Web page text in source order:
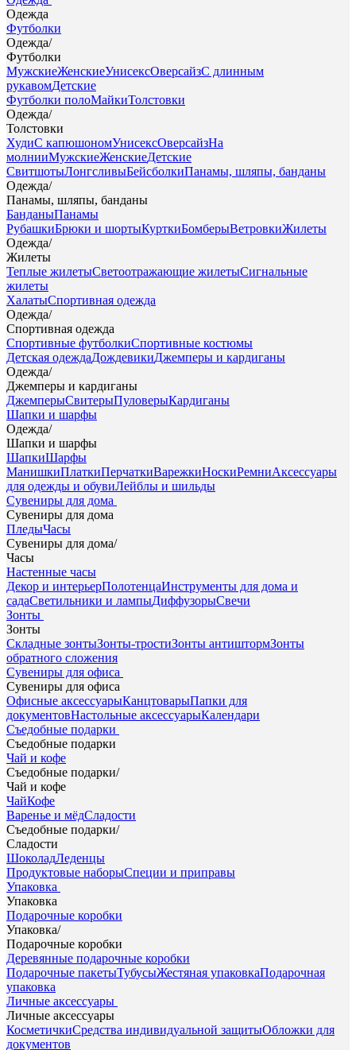
Одежда
Футболки
Одежда/
Футболки
МужскиеЖенскиеУнисексОверсайзС длинным
рукавомДетские
Футболки полоМайкиТолстовки
Одежда/
Толстовки
ХудиС капюшономУнисексОверсайзНа
молнииМужскиеЖенскиеДетские
СвитшотыЛонгсливыБейсболкиПанамы, шляпы, банданы
Одежда/
Панамы, шляпы, банданы
БанданыПанамы
РубашкиБрюки и шортыКурткиБомберыВетровкиЖилеты
Одежда/
Жилеты
Теплые жилетыСветоотражающие жилетыСигнальные
жилеты
ХалатыСпортивная одежда
Одежда/
Спортивная одежда
Спортивные футболкиСпортивные костюмы
Детская одеждаДождевикиДжемперы и кардиганы
Одежда/
Джемперы и кардиганы
ДжемперыСвитерыПуловерыКардиганы
Шапки и шарфы
Одежда/
Шапки и шарфы
ШапкиШарфы
МанишкиПлаткиПерчаткиВарежкиНоскиРемниАксессуары
для одежды и обувиЛейблы и шильды
Сувениры для дома
Сувениры для дома
ПледыЧасы
Сувениры для дома/
Часы
Настенные часы
Декор и интерьерПолотенцаИнструменты для дома и
садаСветильники и лампыДиффузорыСвечи
Зонты
Зонты
Складные зонтыЗонты-тростиЗонты антиштормЗонты
обратного сложения
Сувениры для офиса
Сувениры для офиса
Офисные аксессуарыКанцтоварыПапки для
документовНастольные аксессуарыКалендари
Съедобные подарки
Съедобные подарки
Чай и кофе
Съедобные подарки/
Чай и кофе
ЧайКофе
Варенье и мёдСладости
Съедобные подарки/
Сладости
ШоколадЛеденцы
Продуктовые наборыСпеции и приправы
Упаковка
Упаковка
Подарочные коробки
Упаковка/
Подарочные коробки
Деревянные подарочные коробки
Подарочные пакетыТубусыЖестяная упаковкаПодарочная
упаковка
Личные аксессуары
Личные аксессуары
КосметичкиСредства индивидуальной защитыОбложки для
документов